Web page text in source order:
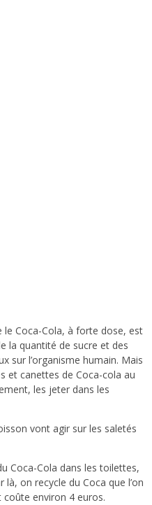
Coca-Cola, à forte dose, est
la quantité de sucre et des
sur l’organisme humain. Mais
et canettes de Coca-cola au
les jeter dans les
vont agir sur les saletés
Coca-Cola dans les toilettes,
on recycle du Coca que l’on
coûte environ 4 euros.